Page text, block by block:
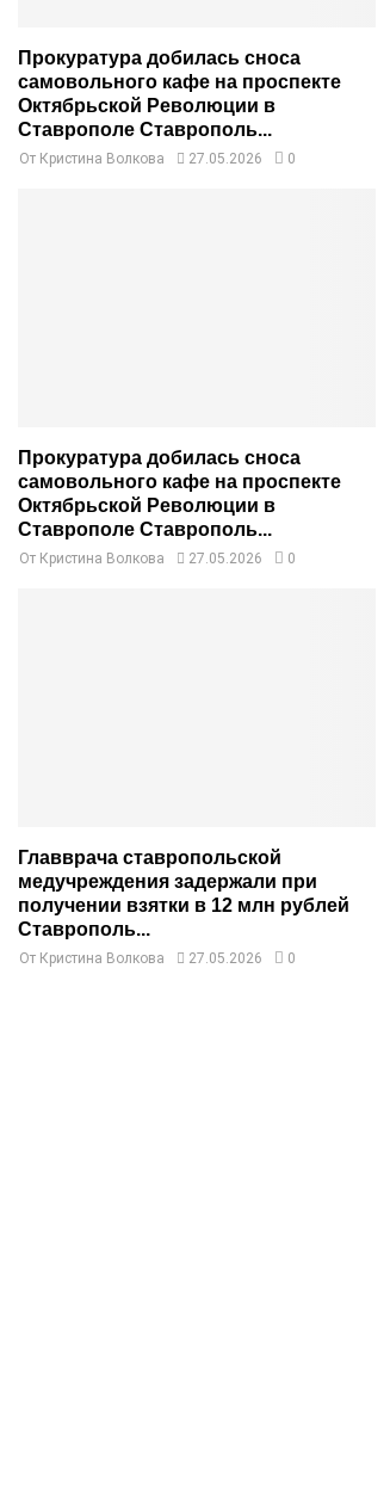
Прокуратура добилась сноса
самовольного кафе на проспекте
Октябрьской Революции в
Ставрополе Ставрополь...
От Кристина Волкова 27.05.2026 0
Прокуратура добилась сноса
самовольного кафе на проспекте
Октябрьской Революции в
Ставрополе Ставрополь...
От Кристина Волкова 27.05.2026 0
Главврача ставропольской
медучреждения задержали при
получении взятки в 12 млн рублей
Ставрополь...
От Кристина Волкова 27.05.2026 0